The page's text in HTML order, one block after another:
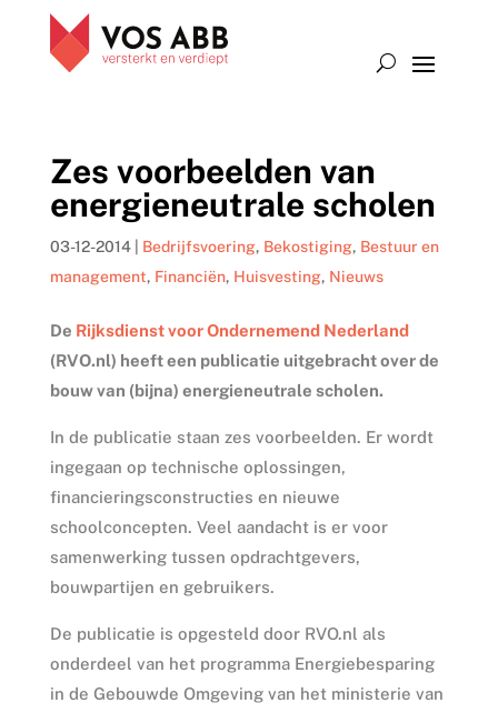
Zes voorbeelden van
energieneutrale scholen
03-12-2014| Bedrijfsvoering, Bekostiging, Bestuur en
management, Financiën, Huisvesting, Nieuws
De Rijksdienst voor Ondernemend Nederland
(RVO.nl) heeft een publicatie uitgebracht over de
bouw van (bijna) energieneutrale scholen.
In de publicatie staan zes voorbeelden. Er wordt
ingegaan op technische oplossingen,
financieringsconstructies en nieuwe
schoolconcepten. Veel aandacht is er voor
samenwerking tussen opdrachtgevers,
bouwpartijen en gebruikers.
De publicatie is opgesteld door RVO.nl als
onderdeel van het programma Energiebesparing
in de Gebouwde Omgeving van het ministerie van